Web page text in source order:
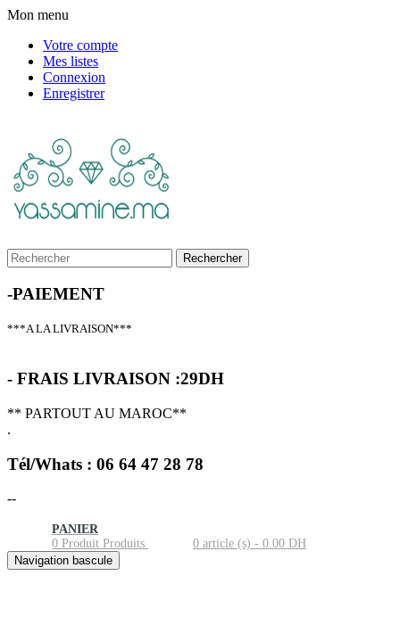
Mon menu
Votre compte
Mes listes
Connexion
Enregistrer
Rechercher
-PAIEMENT
***A LA LIVRAISON***
- FRAIS LIVRAISON :29DH
** PARTOUT AU MAROC**
.
Tél/Whats : 06 64 47 28 78
--
PANIER
0 Produit Produits
0 article (s) - 0.00 DH
Navigation bascule